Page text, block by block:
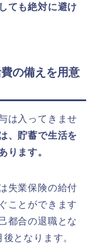
ても絶対に避け
の備えを用意
は入ってきませ
、貯蓄で生活を
ります。
失業保険の給付
ことができます
都合の退職とな
となります。